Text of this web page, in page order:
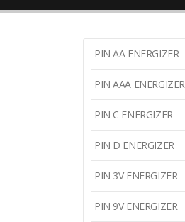
PIN AA ENERGIZER
PIN AAA ENERGIZER
PIN C ENERGIZER
PIN D ENERGIZER
PIN 3V ENERGIZER
PIN 9V ENERGIZER